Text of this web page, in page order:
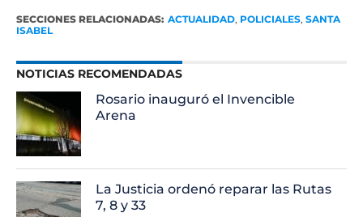
SECCIONES RELACIONADAS: ACTUALIDAD, POLICIALES, SANTA
ISABEL
NOTICIAS RECOMENDADAS
Rosario inauguró el Invencible
Arena
La Justicia ordenó reparar las Rutas
7, 8 y 33